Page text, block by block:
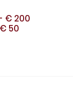
€ 200
€ 50